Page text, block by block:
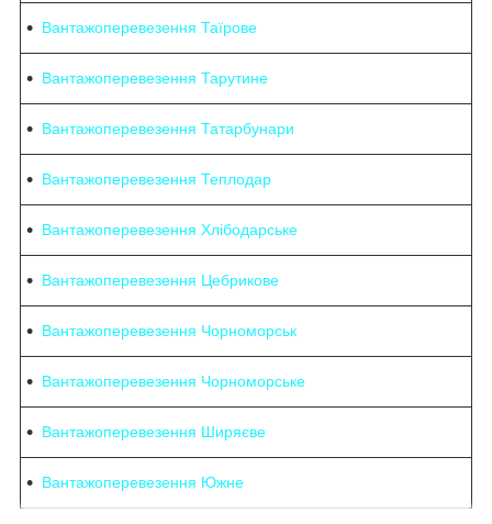
Вантажоперевезення Таїрове
Вантажоперевезення Тарутине
Вантажоперевезення Татарбунари
Вантажоперевезення Теплодар
Вантажоперевезення Хлібодарське
Вантажоперевезення Цебрикове
Вантажоперевезення Чорноморськ
Вантажоперевезення Чорноморське
Вантажоперевезення Ширяєве
Вантажоперевезення Южне